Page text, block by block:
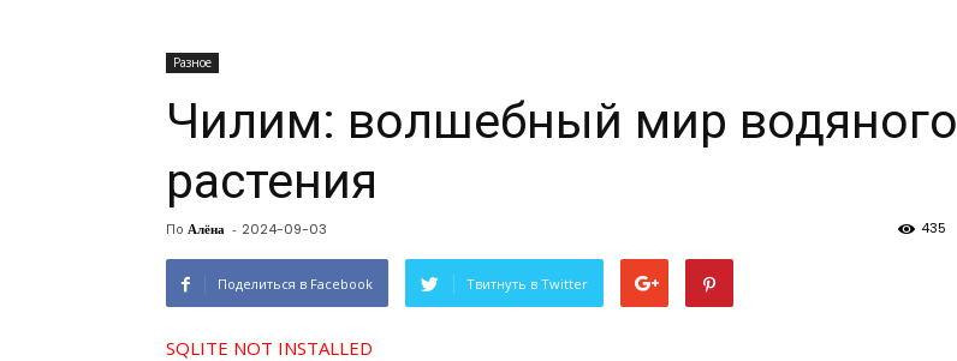
Разное
Чилим: волшебный мир водяного
растения
По Алёна - 2024-09-03 435
Поделиться в Facebook Твитнуть в Twitter
SQLITE NOT INSTALLED